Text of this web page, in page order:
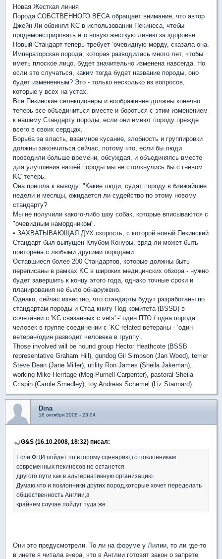
Новая Жесткая линия
Порода СОБСТВЕННОГО ВЕСА обращает внимание, что автор
Джейн Ли обвинял KC в использовании Пекинеса, чтобы
продемонстрировать его новую жесткую линию за здоровье.
Новый Стандарт теперь требует ‘очевидную морду, сказала она.
Императорская порода, которая разводилась много лет, чтобы
иметь плоское лицо, будет значительно изменена навсегда. Но
если это случаться, каким тогда будет название породы, оно
будет измененным? Это - только несколько из вопросов,
которые у всех на устах.
Все Пекинские селекционеры и воображение должны конечно
теперь все объединиться вместе и бороться с этим изменением
к нашему Стандарту породы, если они имеют породу прежде
всего в своих сердцах.
Борьба за власть, взаимное кусание, злобность и группировки
должны закончиться сейчас, потому что, если бы люди
проводили больше времени, обсуждая, и объединяясь вместе
для улучшения нашей породы мы не столкнулись бы с гневом
KC теперь.
Она пришла к выводу: "Какие люди, судят породу в ближайшие
недели и месяцы, ожидается ли судейство по этому новому
стандарту?
Мы не получили какого-либо шоу собак, которые вписываются с
"очевидным намордником".
• ЗАХВАТЫВАЮЩАЯ ДУХ скорость, с которой новый Пекинский
Стандарт был выпущен Клубом Конуры, вряд ли может быть
повторена с любыми другими породами.
Оставшиеся более 200 Стандартов, которые должны быть
переписаны в рамках KC в широких медицинских обзора - нужно
будет завершить к концу этого года, однако точные сроки и
планирования не было обнаружено.
Однако, сейчас известно, что стандарты будут разработаны по
стандартам породы и Стад книгу Под-комитета (BSSB) в
сочетании с 'KC связанных с vets' -' один ПТО / одна порода
человек в группе соединении с ‘KC-related ветераны - ‘один
ветеран/один разводит человека в группу’.
Those involved will be hound group Hector Heathcote (BSSB
representative Graham Hill), gundog Gil Simpson (Jan Wood), terrier
Steve Dean (Jane Miller), utility Ron James (Sheila Jakeman),
working Mike Herrtage (Meg Purnell-Carpenter), pastoral Sheila
Crispin (Carole Smedley), toy Andreas Schemel (Liz Stannard).
Dina
16 октября 2008 - 23:04
G&S (16.10.2008, 18:32) писал:
Если ФЦИ пойдет по второму сценарию,то поклонникам
современных пекинесов не останется
другого пути как в альтернативную организацию.
Думаю,что и поклонники других пород,которые хочет переделать
общественность Англии,в
крайнем случае пойдут туда же.
Они это предусмотрели. То ли на форуме у Лилии, то ли где-то
в инете я читала вчера, что в Англии готовят закон о запрете